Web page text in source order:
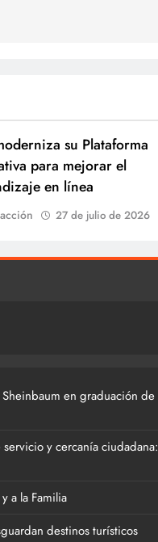
su Plataforma
para mejorar el
en línea
27 de julio de 2026
en graduación de
y cercanía ciudadana:
a la Familia
destinos turísticos